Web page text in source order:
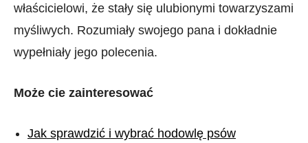
właścicielowi, że stały się ulubionymi towarzyszami
myśliwych. Rozumiały swojego pana i dokładnie
wypełniały jego polecenia.
Może cie zainteresować
Jak sprawdzić i wybrać hodowlę psów